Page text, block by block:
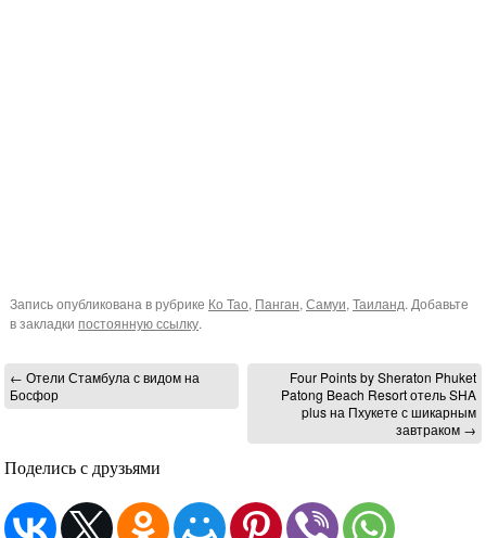
Запись опубликована в рубрике Ко Тао, Панган, Самуи, Таиланд. Добавьте
в закладки постоянную ссылку.
← Отели Стамбула с видом на
Босфор
Four Points by Sheraton Phuket
Patong Beach Resort отель SHA
plus на Пхукете с шикарным
завтраком →
Поделись с друзьями